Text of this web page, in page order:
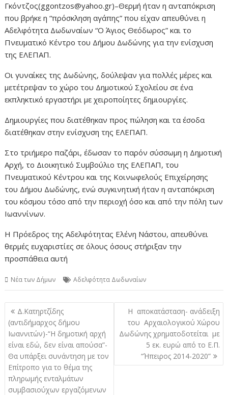
Γκόντζος(ggontzos@yahoo.gr)–Θερμή ήταν η ανταπόκριση
που βρήκε η “πρόσκληση αγάπης” που είχαν απευθύνει η
Αδελφότητα Δωδωναίων “Ο Άγιος Θεόδωρος” και το
Πνευματικό Κέντρο του Δήμου Δωδώνης για την ενίσχυση
της ΕΛΕΠΑΠ.
Οι γυναίκες της Δωδώνης, δούλεψαν για πολλές μέρες και
μετέτρεψαν το χώρο του Δημοτικού Σχολείου σε ένα
εκπληκτικό εργαστήρι με χειροποίητες δημιουργίες.
Δημιουργίες που διατέθηκαν προς πώληση και τα έσοδα
διατέθηκαν στην ενίσχυση της ΕΛΕΠΑΠ.
Στο τριήμερο παζάρι, έδωσαν το παρόν σύσσωμη η Δημοτική
Αρχή, το Διοικητικό Συμβούλιο της ΕΛΕΠΑΠ, του
Πνευματικού Κέντρου και της Κοινωφελούς Επιχείρησης
του Δήμου Δωδώνης, ενώ συγκινητική ήταν η ανταπόκριση
του κόσμου τόσο από την περιοχή όσο και από την πόλη των
Ιωαννίνων.
Η Πρόεδρος της Αδελφότητας Ελένη Νάστου, απευθύνει
θερμές ευχαριστίες σε όλους όσους στήριξαν την
προσπάθεια αυτή
Νέα των Δήμων Αδελφότητα Δωδωναίων
Πλοήγηση
άρθρων
Δ.Κατηρτζίδης
(αντιδήμαρχος δήμου
Ιωαννιτών)-“Η δημοτική αρχή
είναι εδώ, δεν είναι απούσα”-
Θα υπάρξει συνάντηση με τον
Επίτροπο για το θέμα της
πληρωμής ενταλμάτων
συμβασιούχων εργαζόμενων
Η αποκατάσταση- ανάδειξη
του Αρχαιολογικού Χώρου
Δωδώνης χρηματοδοτείται με
5 εκ. ευρώ από το Ε.Π.
“Ήπειρος 2014-2020”